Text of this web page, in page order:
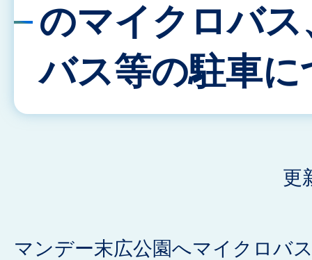
のマイクロバス
バス等の駐車に
更
マンデー末広公園へマイクロバ